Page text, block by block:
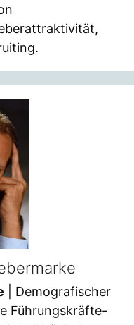
| Demografischer
Führungskräfte-